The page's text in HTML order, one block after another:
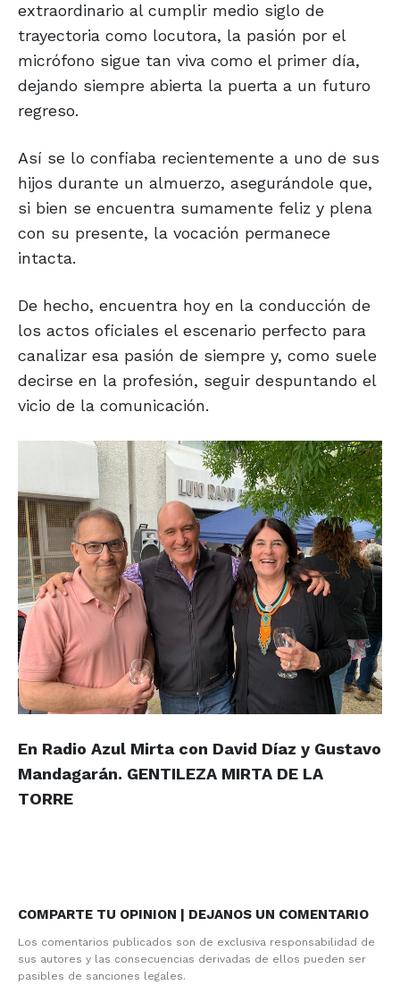
extraordinario al cumplir medio siglo de
trayectoria como locutora, la pasión por el
micrófono sigue tan viva como el primer día,
dejando siempre abierta la puerta a un futuro
regreso.
Así se lo confiaba recientemente a uno de sus
hijos durante un almuerzo, asegurándole que,
si bien se encuentra sumamente feliz y plena
con su presente, la vocación permanece
intacta.
De hecho, encuentra hoy en la conducción de
los actos oficiales el escenario perfecto para
canalizar esa pasión de siempre y, como suele
decirse en la profesión, seguir despuntando el
vicio de la comunicación.
En Radio Azul Mirta con David Díaz y Gustavo
Mandagarán. GENTILEZA MIRTA DE LA
TORRE
COMPARTE TU OPINION | DEJANOS UN COMENTARIO
Los comentarios publicados son de exclusiva responsabilidad de
sus autores y las consecuencias derivadas de ellos pueden ser
pasibles de sanciones legales.